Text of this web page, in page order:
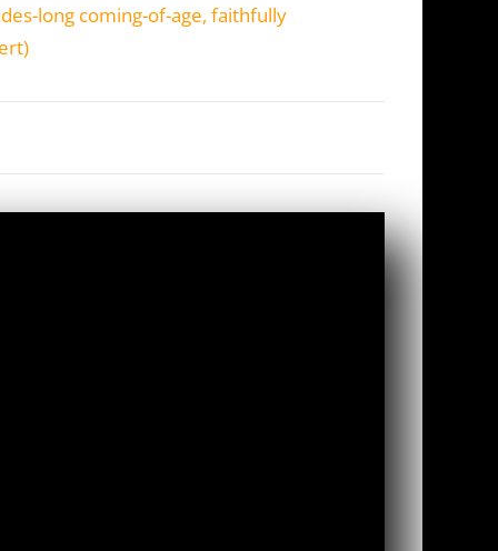
long coming-of-age, faithfully